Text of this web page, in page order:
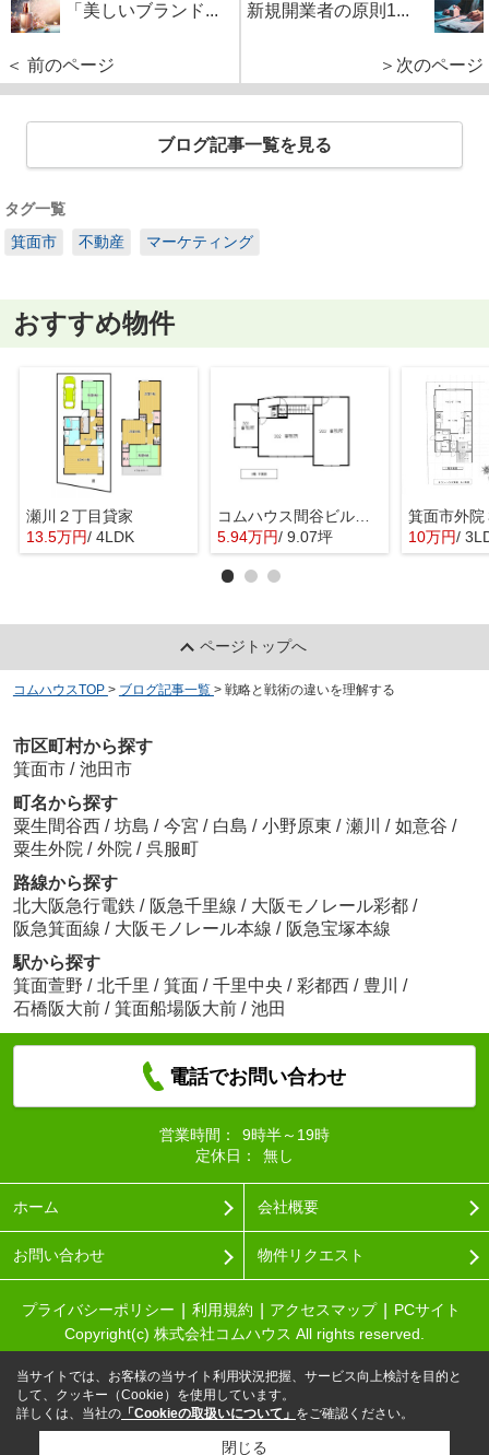
「美しいブランド...
＜ 前のページ
新規開業者の原則1...
＞次のページ
ブログ記事一覧を見る
タグ一覧
箕面市
不動産 マーケティング
おすすめ物件
瀬川２丁目貸家
13.5万円/ 4LDK
コムハウス間谷ビル 3階
5.94万円/ 9.07坪 10万円/
ページトップへ
コムハウスTOP > ブログ記事一覧 > 戦略と戦術の違いを理解する
市区町村から探す
箕面市 / 池田市
町名から探す
粟生間谷西 / 坊島 / 今宮 / 白島 / 小野原東 / 瀬川 / 如意谷 /
粟生外院 / 外院 / 呉服町
路線から探す
北大阪急行電鉄 / 阪急千里線 / 大阪モノレール彩都 /
阪急箕面線 / 大阪モノレール本線 / 阪急宝塚本線
駅から探す
箕面萱野 / 北千里 / 箕面 / 千里中央 / 彩都西 / 豊川
/
石橋阪大前 / 箕面船場阪大前 / 池田
電話でお問い合わせ
営業時間：
9時半～19時
定休日：
無し
ホーム 会社概要
お問い合わせ 物件リクエスト
プライバシーポリシー 利用規約 アクセスマップ
PCサイト
Copyright(c) 株式会社コムハウス All rights reserved.
当サイトでは、お客様の当サイト利用状況把握、サービス向上検討を目的と
して、クッキー（Cookie）を使用しています。
詳しくは、当社の 「Cookieの取扱いについて」 をご確認ください。
閉じる